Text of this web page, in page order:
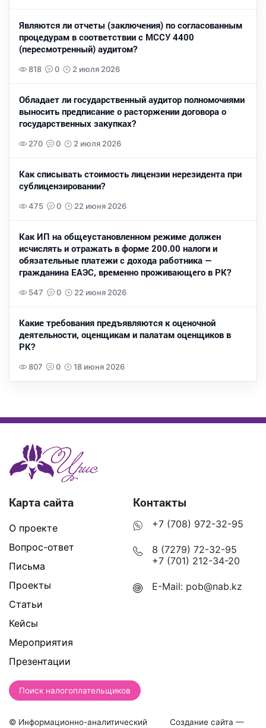
Являются ли отчеты (заключения) по согласованным
процедурам в соответствии с МССУ 4400
(пересмотренный) аудитом?
818 0 2 июля 2026
Обладает ли государственный аудитор полномочиями
выносить предписание о расторжении договора о
государственных закупках?
270 0 2 июля 2026
Как списывать стоимость лицензии нерезидента при
сублицензировании?
475 0 22 июня 2026
Как ИП на общеустановленном режиме должен
исчислять и отражать в форме 200.00 налоги и
обязательные платежи с дохода работника —
гражданина ЕАЭС, временно проживающего в РК?
547 0 22 июня 2026
Какие требования предъявляются к оценочной
деятельности, оценщикам и палатам оценщиков в
РК?
807 0 18 июня 2026
Карта сайта
О проекте
Вопрос-ответ
Письма
Проекты
Статьи
Кейсы
Мероприятия
Презентации
Контакты
+7 (708) 972-32-95
8 (7279) 72-32-95
+7 (701) 212-34-20
E-Mail: pob@nab.kz
Поиск налогоплательщиков
© Информационно-аналитический
Создание сайта —